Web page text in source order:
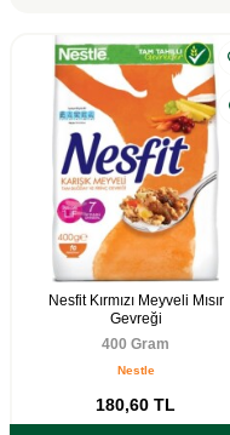
Nesfit Kırmızı Meyveli Mısır
Gevreği
400 Gram
Nestle
180,60 TL